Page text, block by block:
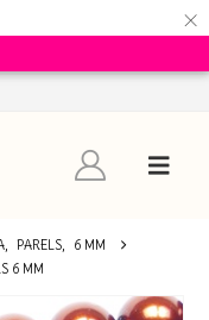
×
, PARELS,
6 MM
6 MM